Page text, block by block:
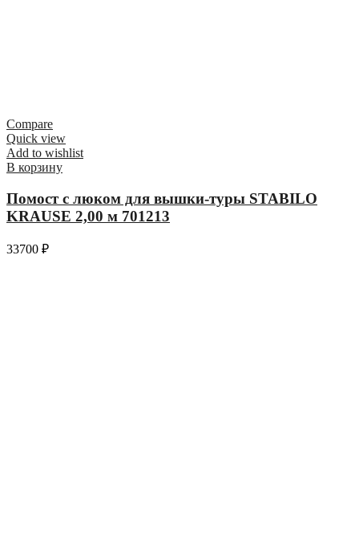
Compare
Quick view
Add to wishlist
В корзину
Помост с люком для вышки-туры STABILO
KRAUSE 2,00 м 701213
33700 ₽